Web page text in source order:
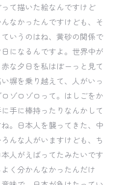
て描いた絵なんですけど
なかったんですけども、そ
いうのはね、黄砂の関係で
になるんですよ。世界中が
な夕日を私はぼーっと見て
塀を乗り越えて、人がいっ
ゾロゾロって。はしごをか
手に棒持ったりなんかして
。日本人を襲ってきた、中
んな人がいますけども、ち
人がえばってたみたいです
く分かんなかったんだけ